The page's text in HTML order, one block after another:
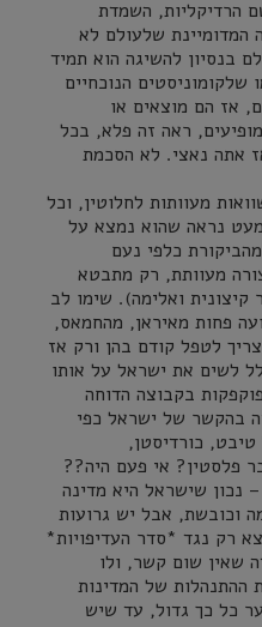
הרדיקליות, השמדת
המדומיינת שלעולם לא
בנסיון להשיגה הוא תמיד
הנוכחיים
אז הם מוצאים או
ראה זה פלא, בכל
אתה נאצי. לא הסכמת
מעוותות לחלוטין, וכל
נראה שהוא נמצא על
כלפי נעם
מעוותת, רק מתבטא
קיצונית ואלימה). שימו לב
פחות מאיראן, מהחמאס,
לטפל קודם בהן ורק אז
לשים את ישראל על אותו
בקבוצה הדוחה
בהקשר של ישראל כפי
כורדיסטן,
פלסטין? אי פעם היה??
נכון שישראל היא מדינה
וכובשת, אבל יש גרועות
רק נגד *סדר העדיפויות*
שאין שום קשר, ולו
ההתנהלות של המדינות
כל כך גדול, עד שיש